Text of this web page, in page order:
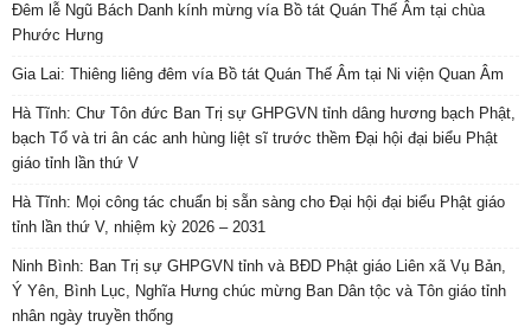
Đêm lễ Ngũ Bách Danh kính mừng vía Bồ tát Quán Thế Âm tại chùa
Phước Hưng
Gia Lai: Thiêng liêng đêm vía Bồ tát Quán Thế Âm tại Ni viện Quan Âm
Hà Tĩnh: Chư Tôn đức Ban Trị sự GHPGVN tỉnh dâng hương bạch Phật,
bạch Tổ và tri ân các anh hùng liệt sĩ trước thềm Đại hội đại biểu Phật
giáo tỉnh lần thứ V
Hà Tĩnh: Mọi công tác chuẩn bị sẵn sàng cho Đại hội đại biểu Phật giáo
tỉnh lần thứ V, nhiệm kỳ 2026 – 2031
Ninh Bình: Ban Trị sự GHPGVN tỉnh và BĐD Phật giáo Liên xã Vụ Bản,
Ý Yên, Bình Lục, Nghĩa Hưng chúc mừng Ban Dân tộc và Tôn giáo tỉnh
nhân ngày truyền thống